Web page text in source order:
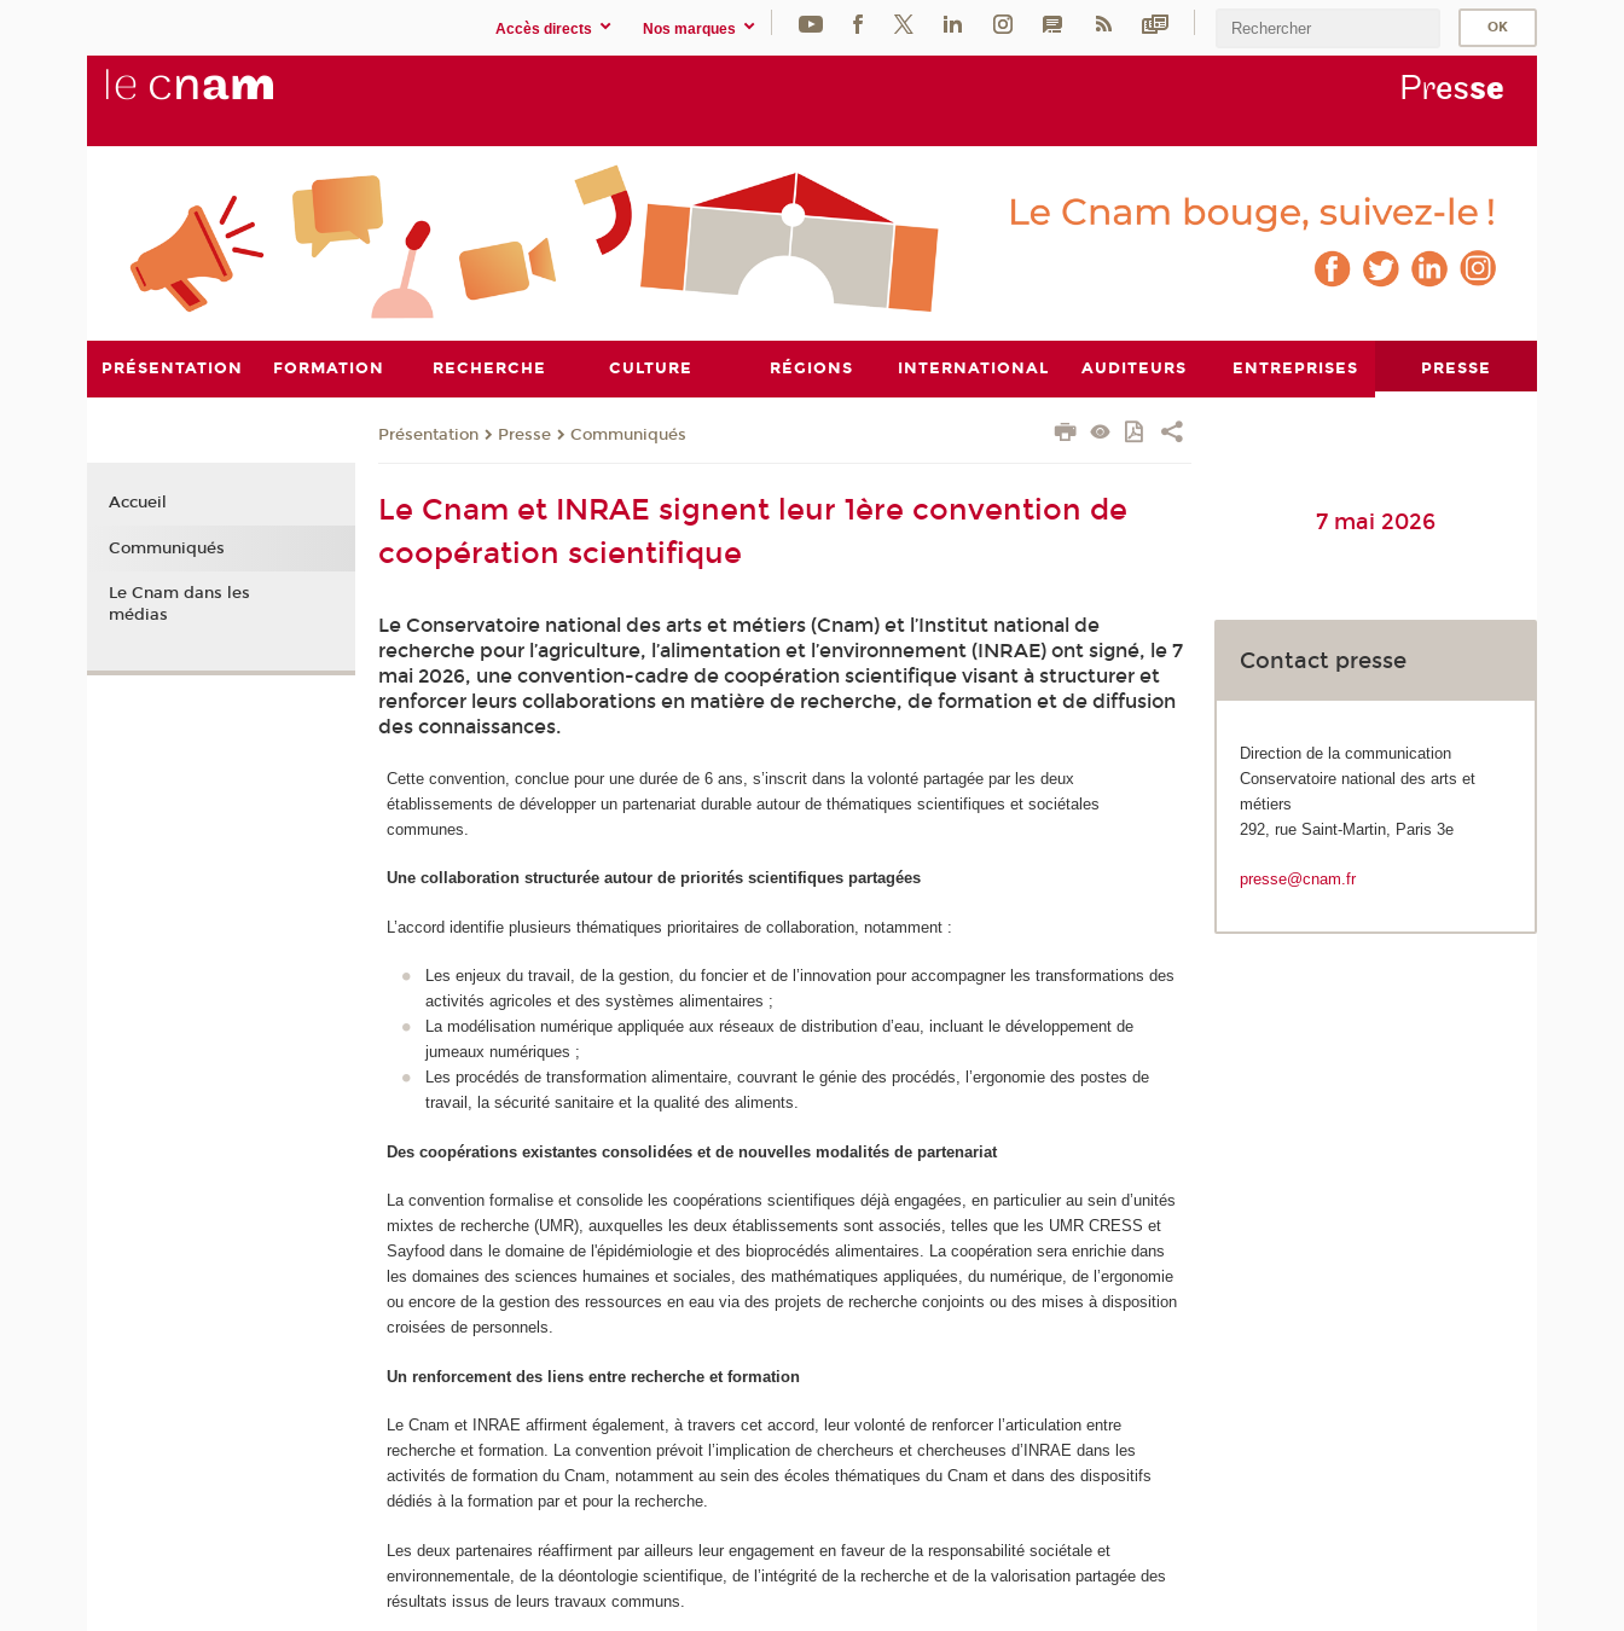
Accès directs Nos marques
Presse
PRÉSENTATION FORMATION RECHERCHE CULTURE RÉGIONS INTERNATIONAL AUDITEURS ENTREPRISES PRESSE
Présentation Presse Communiqués
Le Cnam et INRAE signent leur 1ère convention de
coopération scientifique
Le Conservatoire national des arts et métiers (Cnam) et l’Institut national de
recherche pour l’agriculture, l’alimentation et l’environnement (INRAE) ont signé, le 7
mai 2026, une convention-cadre de coopération scientifique visant à structurer et
renforcer leurs collaborations en matière de recherche, de formation et de diffusion
des connaissances.
Cette convention, conclue pour une durée de 6 ans, s’inscrit dans la volonté partagée par les deux
établissements de développer un partenariat durable autour de thématiques scientifiques et sociétales
communes.
Une collaboration structurée autour de priorités scientifiques partagées
L’accord identifie plusieurs thématiques prioritaires de collaboration, notamment :
Les enjeux du travail, de la gestion, du foncier et de l’innovation pour accompagner les transformations des
activités agricoles et des systèmes alimentaires ;
La modélisation numérique appliquée aux réseaux de distribution d’eau, incluant le développement de
jumeaux numériques ;
Les procédés de transformation alimentaire, couvrant le génie des procédés, l’ergonomie des postes de
travail, la sécurité sanitaire et la qualité des aliments.
Des coopérations existantes consolidées et de nouvelles modalités de partenariat
La convention formalise et consolide les coopérations scientifiques déjà engagées, en particulier au sein d’unités
mixtes de recherche (UMR), auxquelles les deux établissements sont associés, telles que les UMR CRESS et
Sayfood dans le domaine de l'épidémiologie et des bioprocédés alimentaires. La coopération sera enrichie dans
les domaines des sciences humaines et sociales, des mathématiques appliquées, du numérique, de l’ergonomie
ou encore de la gestion des ressources en eau via des projets de recherche conjoints ou des mises à disposition
croisées de personnels.
Un renforcement des liens entre recherche et formation
Le Cnam et INRAE affirment également, à travers cet accord, leur volonté de renforcer l’articulation entre
recherche et formation. La convention prévoit l’implication de chercheurs et chercheuses d’INRAE dans les
activités de formation du Cnam, notamment au sein des écoles thématiques du Cnam et dans des dispositifs
dédiés à la formation par et pour la recherche.
Les deux partenaires réaffirment par ailleurs leur engagement en faveur de la responsabilité sociétale et
environnementale, de la déontologie scientifique, de l’intégrité de la recherche et de la valorisation partagée des
résultats issus de leurs travaux communs.
7 mai 2026
Contact presse
Direction de la communication
Conservatoire national des arts et
métiers
292, rue Saint-Martin, Paris 3e
presse@cnam.fr
Accueil
Communiqués
Le Cnam dans les
médias